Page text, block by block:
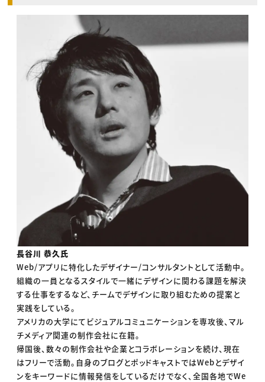
長谷川 恭久氏
Web/アプリに特化したデザイナー/コンサルタントとして活動中。
組織の一員となるスタイルで一緒にデザインに関わる課題を解決
する仕事をするなど、チームでデザインに取り組むための提案と
実践をしている。
アメリカの大学にてビジュアルコミュニケーションを専攻後、マル
チメディア関連の制作会社に在籍。
帰国後、数々の制作会社や企業とコラボレーションを続け、現在
はフリーで活動。自身のブログとポッドキャストではWebとデザイ
ンをキーワードに情報発信をしているだけでなく、全国各地でWe